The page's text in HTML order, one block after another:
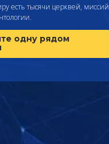
есть тысячи церквей, миссий
одну рядом